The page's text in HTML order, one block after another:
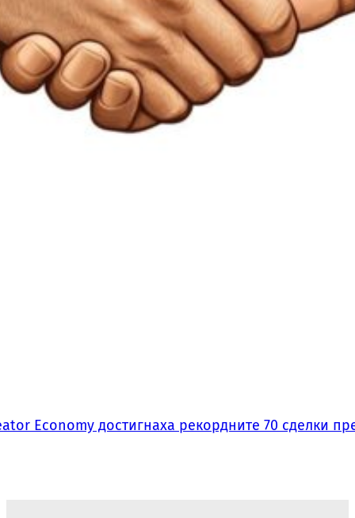
Economy достигнаха рекордните 70 сделки